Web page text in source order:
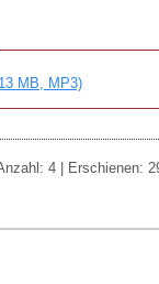
MB, MP3)
4 | Erschienen: